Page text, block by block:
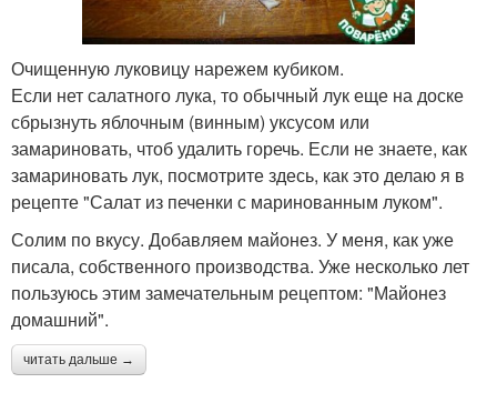
Очищенную луковицу нарежем кубиком.
Если нет салатного лука, то обычный лук еще на доске
сбрызнуть яблочным (винным) уксусом или
замариновать, чтоб удалить горечь. Если не знаете, как
замариновать лук, посмотрите здесь, как это делаю я в
рецепте "Салат из печенки с маринованным луком".
Солим по вкусу. Добавляем майонез. У меня, как уже
писала, собственного производства. Уже несколько лет
пользуюсь этим замечательным рецептом: "Майонез
домашний".
читать дальше →